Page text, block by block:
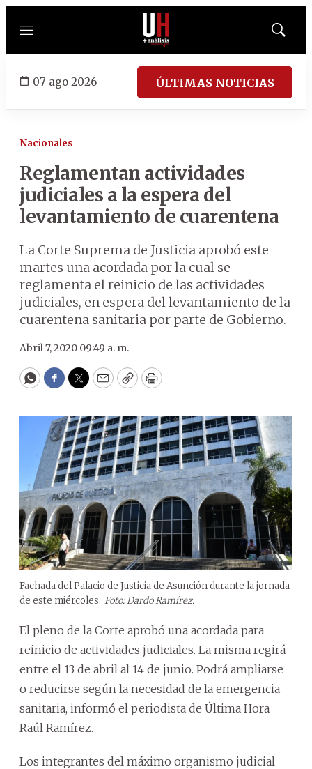
Menú
Mostrar
07 ago 2026 ÚLTIMAS NOTICIAS
Nacionales
Reglamentan actividades
judiciales a la espera del
levantamiento de cuarentena
La Corte Suprema de Justicia aprobó este
martes una acordada por la cual se
reglamenta el reinicio de las actividades
judiciales, en espera del levantamiento de la
cuarentena sanitaria por parte de Gobierno.
Abril 7, 2020 09:49 a. m.
WhatsApp
Facebook
Twitter
EmailCopyPrint
Fachada del Palacio de Justicia de Asunción durante la jornada
de este miércoles. Foto: Dardo Ramírez.
El pleno de la Corte aprobó una acordada para
reinicio de actividades judiciales. La misma regirá
entre el 13 de abril al 14 de junio. Podrá ampliarse
o reducirse según la necesidad de la emergencia
sanitaria, informó el periodista de Última Hora
Raúl Ramírez.
Los integrantes del máximo organismo judicial